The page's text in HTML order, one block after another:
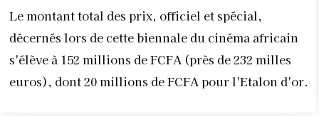
Le montant total des prix, officiel et spécial,
décernés lors de cette biennale du cinéma africain
s'élève à 152 millions de FCFA (près de 232 milles
euros), dont 20 millions de FCFA pour l'Etalon d'or.